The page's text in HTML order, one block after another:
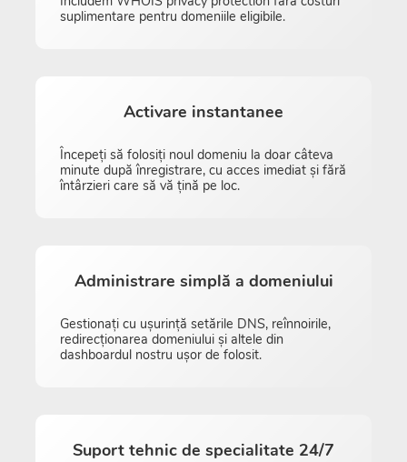
suplimentare pentru domeniile eligibile.
Activare instantanee
Începeți să folosiți noul domeniu la doar câteva
minute după înregistrare, cu acces imediat și fără
întârzieri care să vă țină pe loc.
Administrare simplă a domeniului
Gestionați cu ușurință setările DNS, reînnoirile,
redirecționarea domeniului și altele din
dashboardul nostru ușor de folosit.
Suport tehnic de specialitate 24/7